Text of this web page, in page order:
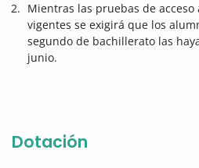
Mientras las pruebas de
vigentes se exigirá que los
segundo de bachillerato las
junio.
Dotación